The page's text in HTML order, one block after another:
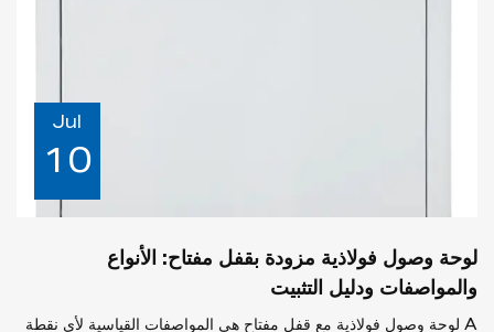
Jul
10
لوحة وصول فولاذية مزودة بقفل مفتاح: الأنواع
والمواصفات ودليل التثبيت
A لوحة وصول فولاذية مع قفل مفتاح هي المواصفات القياسية لأي نقطة